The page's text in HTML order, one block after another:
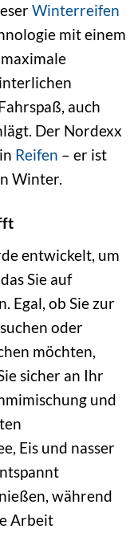
Winterreifen
mit einem
auch
Der Nordexx
Reifen – er ist
Winter.
entwickelt, um
Sie auf
Egal, ob Sie zur
oder
möchten,
sicher an Ihr
und
Eis und nasser
während
Arbeit